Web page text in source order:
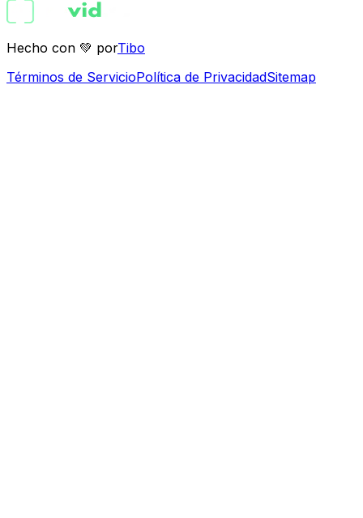
Hecho con 💚 porTibo
Términos de ServicioPolítica de PrivacidadSitemap